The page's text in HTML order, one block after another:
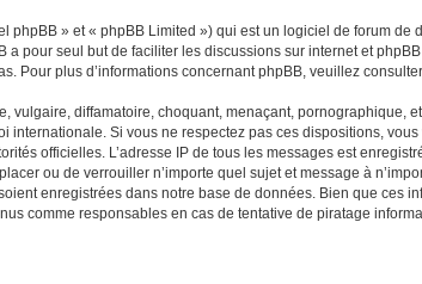
» et « phpBB Limited ») qui est un logiciel de forum de
a pour seul but de faciliter les discussions sur internet et
Pour plus d’informations concernant phpBB, veuillez consulter
vulgaire, diffamatoire, choquant, menaçant, pornographique,
Si vous ne respectez pas ces dispositions,
officielles. L’adresse IP de tous les messages est
ou de verrouiller n’importe quel sujet et message à
enregistrées dans notre base de données. Bien que ces
comme responsables en cas de tentative de piratage